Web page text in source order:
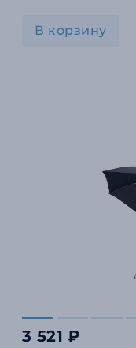
В корзину
3 521 ₽